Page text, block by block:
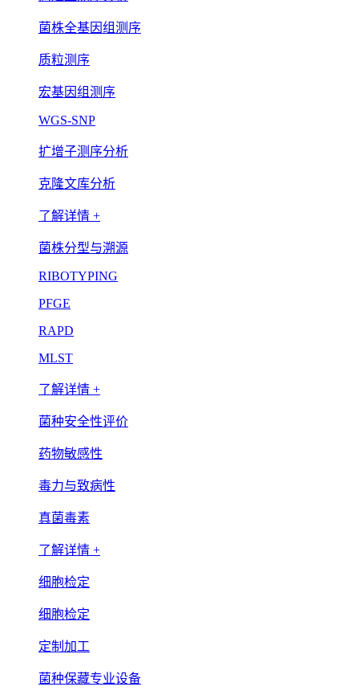
菌株全基因组测序
质粒测序
宏基因组测序
WGS-SNP
扩增子测序分析
克隆文库分析
了解详情 +
菌株分型与溯源
RIBOTYPING
PFGE
RAPD
MLST
了解详情 +
菌种安全性评价
药物敏感性
毒力与致病性
真菌毒素
了解详情 +
细胞检定
细胞检定
定制加工
菌种保藏专业设备